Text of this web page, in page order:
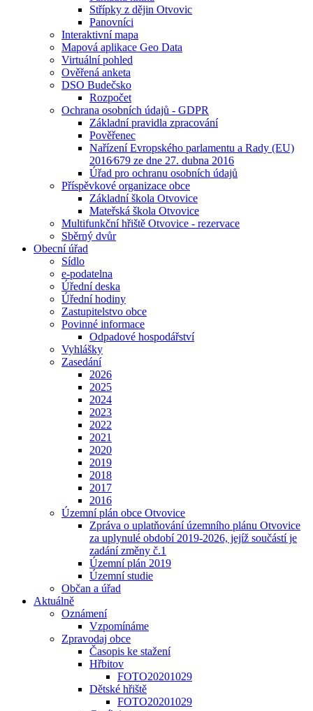
Střípky z dějin Otvovic
Panovníci
Interaktivní mapa
Mapová aplikace Geo Data
Virtuální pohled
Ověřená anketa
DSO Budečsko
Rozpočet
Ochrana osobních údajů - GDPR
Základní pravidla zpracování
Pověřenec
Nařízení Evropského parlamentu a Rady (EU)
2016⁄679 ze dne 27. dubna 2016
Úřad pro ochranu osobních údajů
Příspěvkové organizace obce
Základní škola Otvovice
Mateřská škola Otvovice
Multifunkční hřiště Otvovice - rezervace
Sběrný dvůr
Obecní úřad
Sídlo
e-podatelna
Úřední deska
Úřední hodiny
Zastupitelstvo obce
Povinné informace
Odpadové hospodářství
Vyhlášky
Zasedání
2026
2025
2024
2023
2022
2021
2020
2019
2018
2017
2016
Územní plán obce Otvovice
Zpráva o uplatňování územního plánu Otvovice
za uplynulé období 2019-2026, jejíž součástí je
zadání změny č.1
Územní plán 2019
Územní studie
Občan a úřad
Aktuálně
Oznámení
Vzpomínáme
Zpravodaj obce
Časopis ke stažení
Hřbitov
FOTO20201029
Dětské hřiště
FOTO20201029